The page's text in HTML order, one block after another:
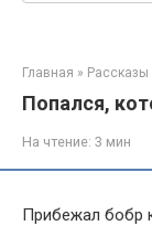
Главная » Рассказы
Попался,
На чтение: 3 мин
Прибежал бобр